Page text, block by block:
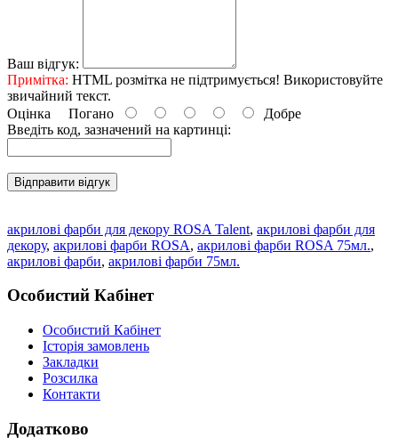
Ваш відгук:
Примітка: HTML розмітка не підтримується! Використовуйте
звичайний текст.
Оцінка Погано
Добре
Введіть код, зазначений на картинці:
Відправити відгук
акрилові фарби для декору ROSA Talent, акрилові фарби для
декору, акрилові фарби ROSA, акрилові фарби ROSA 75мл.,
акрилові фарби, акрилові фарби 75мл.
Особистий Кабінет
Особистий Кабінет
Історія замовлень
Закладки
Розсилка
Контакти
Додатково